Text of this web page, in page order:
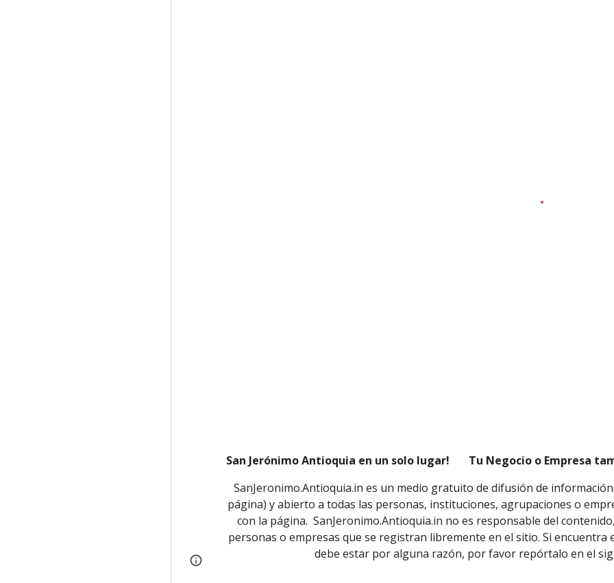
San Jerónimo Antioquia en un solo lugar! Tu Negocio o Empresa
SanJeronimo.Antioquia.in es un medio gratuito de difusión de
página) y abierto a todas las personas, instituciones, agrupaciones o
con la página. SanJeronimo.Antioquia.in no es responsable del
personas o empresas que se registran libremente en el sitio. Si
debe estar por alguna razón, por favor repórtalo en el